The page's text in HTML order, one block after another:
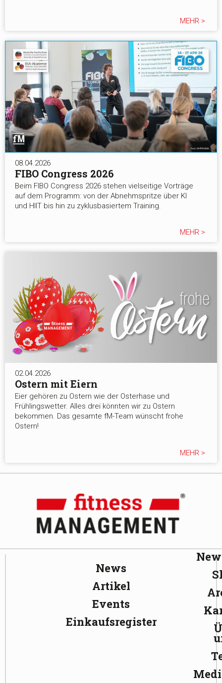
MEHR >
08.04.2026
FIBO Congress 2026
Beim FIBO Congress 2026 stehen vielseitige Vorträge
auf dem Programm: von der Abnehmspritze über KI
und HIIT bis hin zu zyklusbasiertem Training.
MEHR >
02.04.2026
Ostern mit Eiern
Eier gehören zu Ostern wie der Osterhase und
Frühlingswetter. Alles drei könnten wir zu Ostern
bekommen. Das gesamte fM-Team wünscht frohe
Ostern!
MEHR >
News
Artikel
Events
Einkaufsregister